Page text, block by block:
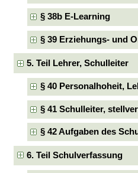
§ 38b E-Learning
§ 39 Erziehungs- und
5. Teil Lehrer, Schulleiter
§ 40 Personalhoheit,
§ 41 Schulleiter,
§ 42 Aufgaben des
6. Teil Schulverfassung